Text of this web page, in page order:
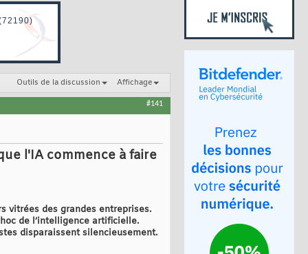
Outils de la discussion Affichage
#141
l'IA commence à faire
vitrées des grandes entreprises.
de l’intelligence artificielle.
disparaissent silencieusement.